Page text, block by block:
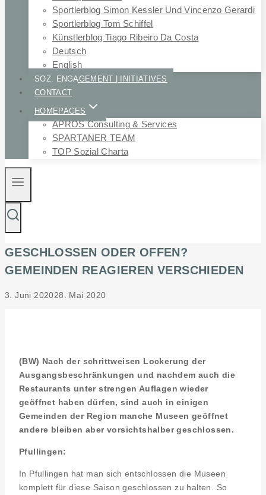
Sportlerblog Simon Kessler Und Vincenzo Gerardi
Sportlerblog Tom Schiffel
Künstlerblog Tiago Ribeiro Da Costa
Deutsch
English
SOZ. ENGAGEMENT | INITIATIVES
CONTACT
HOMEPAGES
APROS Consulting & Services
SPARTANER TEAM
TOP Sozial Charta
GESCHLOSSEN ODER OFFEN?
GEMEINDEN REAGIEREN VERSCHIEDEN
3. Juni 202028. Mai 2020
(BW) Nach der schrittweisen Lockerung der
Ausgangsbeschränkungen und nachdem auch die
Restaurants unter strengen Auflagen wieder
geöffnet haben dürfen, sind auch in einigen
Gemeinden der Region manche Museen geöffnet
andere bleiben aber vorsichtshalber geschlossen.
Pfullingen:
In Pfullingen hat man sich entschlossen die Museen
komplett für diese Saison geschlossen zu halten. So